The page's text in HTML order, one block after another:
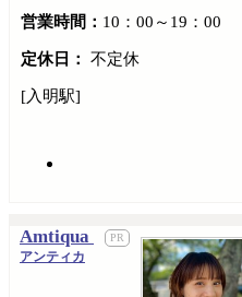
営業時間： 10：00～19：00
定休日： 不定休
[入明駅]
Amtiqua
アンティカ